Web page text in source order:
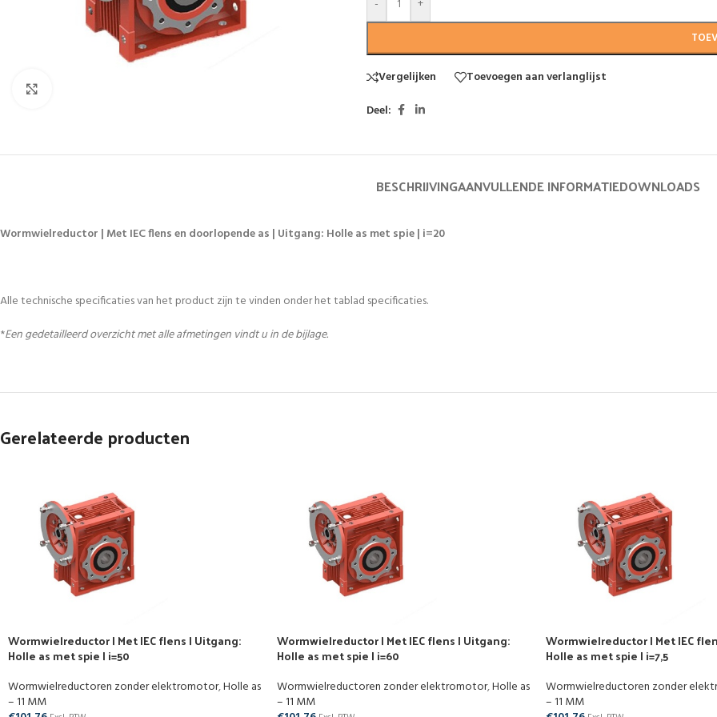
- +
Vergelijken
Toevoegen aan verlanglijst
Deel:
BESCHRIJVINGAANVULLENDE INFORMATIEDOWNLOADS
Wormwielreductor | Met IEC flens en doorlopende as | Uitgang: Holle as met spie | i=20
Alle technische specificaties van het product zijn te vinden onder het tablad specificaties.
*Een gedetailleerd overzicht met alle afmetingen vindt u in de bijlage.
Gerelateerde producten
Wormwielreductor | Met IEC flens | Uitgang:
Holle as met spie | i=50
Wormwielreductoren zonder elektromotor,Holle as
– 11 MM
Wormwielreductor | Met IEC flens | Uitgang:
Holle as met spie | i=60
Wormwielreductoren zonder elektromotor,Holle as
– 11 MM
Wormwielreductor | Met IEC
Holle as met spie | i=7,5
Wormwielreductoren zonder
– 11 MM